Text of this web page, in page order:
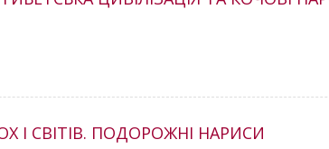
І СВІТІВ. ПОДОРОЖНІ НАРИСИ